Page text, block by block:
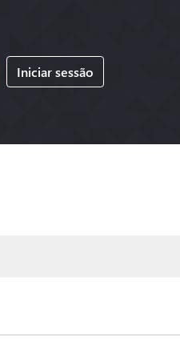
Iniciar sessão